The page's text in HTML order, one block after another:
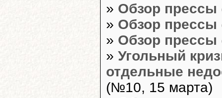
» Обзор прессы
» Обзор прессы
» Обзор прессы
» Угольный
отдельные
(№10, 15 марта)